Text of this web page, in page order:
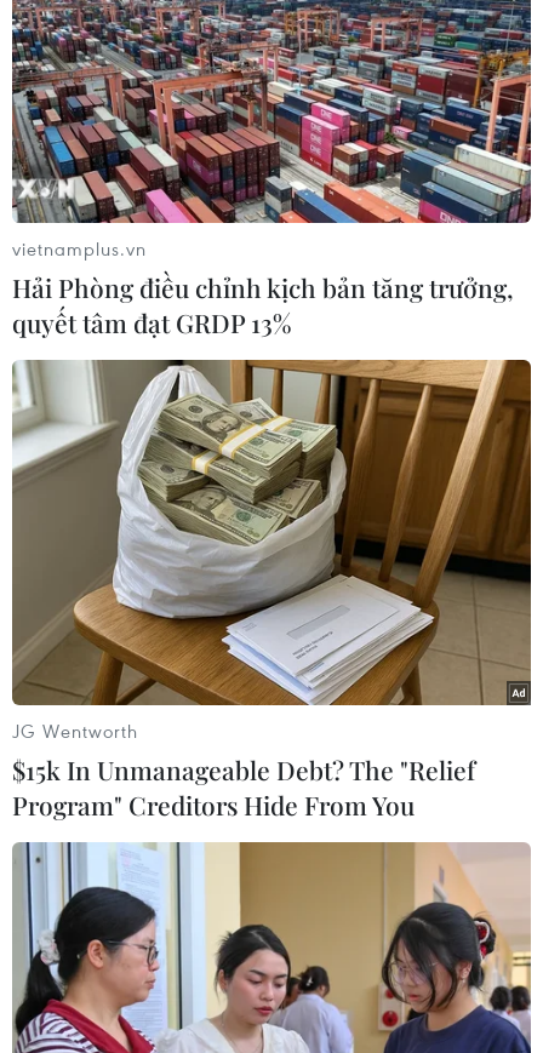
#Biến đổi khí hậu
#Nắng nóng
#Tổng thống Mỹ Joe Biden
#Hiệp định Paris
#Lượng khí thải
Mỹ
Theo dõi VietnamPlus
TIN LIÊN QUAN
Lượng khí thải của Mỹ gây thiệt hại kinh tế
toàn cầu hơn 1.800 tỷ USD
14/07/2022 06:04
5 quốc gia là Mỹ, Trung Quốc, Nga, Ấn Độ và Brazil
gây ra thiệt hại cho kinh tế toàn cầu lên tới 6.000 tỷ
USD, trong đó Nga, Ấn Độ và Brazil đã gây ra thiệt hại
hơn 500 tỷ USD mỗi nước.
vietnamplus.vn
Hải Phòng điều chỉnh kịch bản tăng trưởng,
quyết tâm đạt GRDP 13%
JG Wentworth
$15k In Unmanageable Debt? The "Relief
Program" Creditors Hide From You